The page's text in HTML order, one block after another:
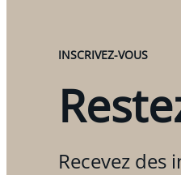
INSCRIVEZ-VOUS
Recevez